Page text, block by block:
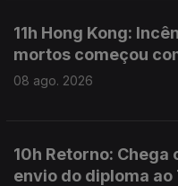
11h Hong Kong:
mortos começou
08 ago. 2026
10h Retorno:
envio do diploma ao